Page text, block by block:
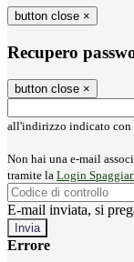
button close ×
Recupero
button close ×
all'indirizzo indicato con
Non hai una e-mail
tramite la Login
E-mail inviata, si
Errore